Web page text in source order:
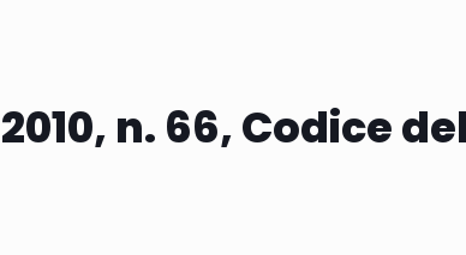
n. 66, Codice